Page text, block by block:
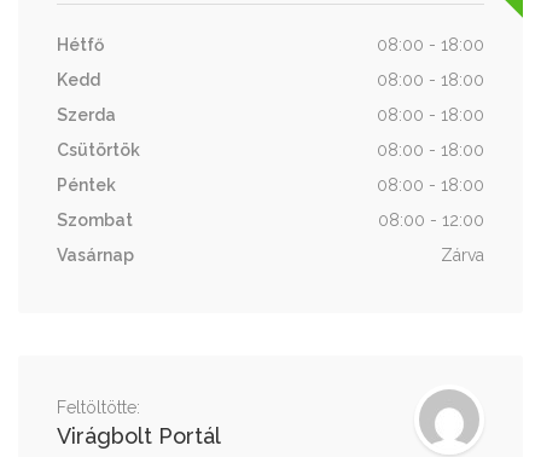
Hétfő
08:00 - 18:00
Kedd
08:00 - 18:00
Szerda
08:00 - 18:00
Csütörtök
08:00 - 18:00
Péntek
08:00 - 18:00
Szombat
08:00 - 12:00
Vasárnap
Zárva
Feltöltötte:
Virágbolt Portál